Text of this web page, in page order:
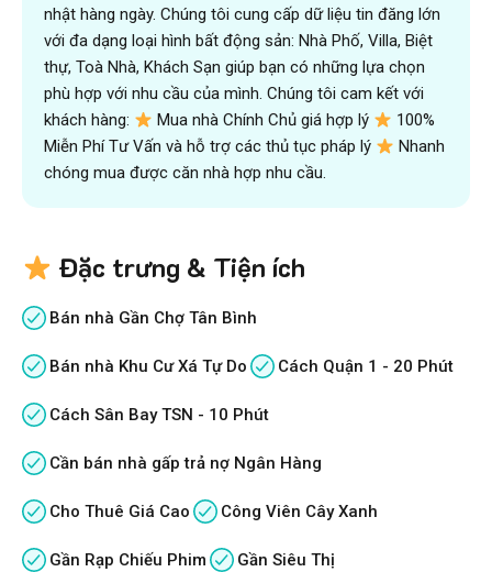
nhật hàng ngày. Chúng tôi cung cấp dữ liệu tin đăng lớn
với đa dạng loại hình bất động sản: Nhà Phố, Villa, Biệt
thự, Toà Nhà, Khách Sạn giúp bạn có những lựa chọn
phù hợp với nhu cầu của mình. Chúng tôi cam kết với
khách hàng:
Mua nhà Chính Chủ giá hợp lý
100%
Miễn Phí Tư Vấn và hỗ trợ các thủ tục pháp lý
Nhanh
chóng mua được căn nhà hợp nhu cầu.
Đặc trưng & Tiện ích
Bán nhà Gần Chợ Tân Bình
Bán nhà Khu Cư Xá Tự Do Cách Quận 1 - 20 Phút
Cách Sân Bay TSN - 10 Phút
Cần bán nhà gấp trả nợ Ngân Hàng
Cho Thuê Giá Cao Công Viên Cây Xanh
Gần Rạp Chiếu Phim Gần Siêu Thị